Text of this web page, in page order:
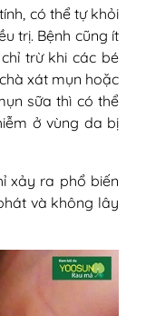
có thể tự khỏi
trị. Bệnh cũng ít
trừ khi các bé
xát mụn hoặc
sữa thì có thể
ở vùng da bị
xảy ra phổ biến
và không lây